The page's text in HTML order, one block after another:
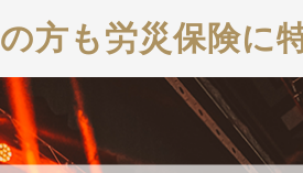
方も労災保険に